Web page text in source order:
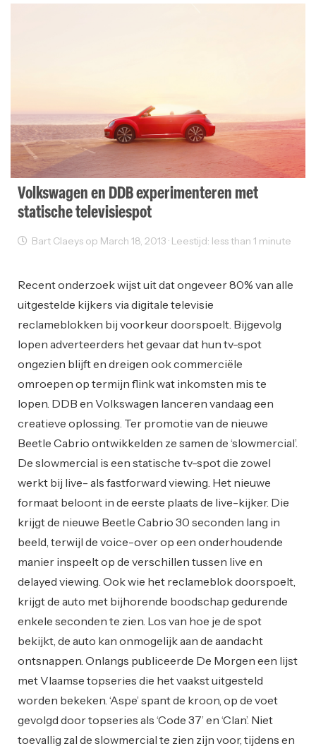
Volkswagen en DDB experimenteren met
statische televisiespot
Bart Claeys op March 18, 2013 · Leestijd: less than 1 minute
Recent onderzoek wijst uit dat ongeveer 80% van alle
uitgestelde kijkers via digitale televisie
reclameblokken bij voorkeur doorspoelt. Bijgevolg
lopen adverteerders het gevaar dat hun tv-spot
ongezien blijft en dreigen ook commerciële
omroepen op termijn flink wat inkomsten mis te
lopen. DDB en Volkswagen lanceren vandaag een
creatieve oplossing. Ter promotie van de nieuwe
Beetle Cabrio ontwikkelden ze samen de ‘slowmercial’.
De slowmercial is een statische tv-spot die zowel
werkt bij live- als fastforward viewing. Het nieuwe
formaat beloont in de eerste plaats de live-kijker. Die
krijgt de nieuwe Beetle Cabrio 30 seconden lang in
beeld, terwijl de voice-over op een onderhoudende
manier inspeelt op de verschillen tussen live en
delayed viewing. Ook wie het reclameblok doorspoelt,
krijgt de auto met bijhorende boodschap gedurende
enkele seconden te zien. Los van hoe je de spot
bekijkt, de auto kan onmogelijk aan de aandacht
ontsnappen. Onlangs publiceerde De Morgen een lijst
met Vlaamse topseries die het vaakst uitgesteld
worden bekeken. ‘Aspe’ spant de kroon, op de voet
gevolgd door topseries als ‘Code 37’ en ‘Clan’. Niet
toevallig zal de slowmercial te zien zijn voor, tijdens en